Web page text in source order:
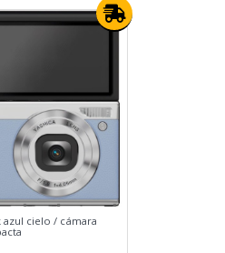
azul cielo / cámara